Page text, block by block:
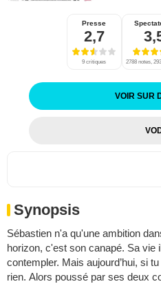
Presse
2,7
9 critiques 2788 notes,
VOIR SUR
Synopsis
Sébastien n'a qu'une ambition
horizon, c'est son canapé. Sa vie
contempler. Mais aujourd’hui, si
rien. Alors poussé par ses deux